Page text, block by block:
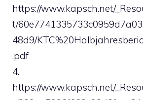
https://www.kapsch.net/
t/
48d9/
.pdf
4.
https://www.kapsch.net/